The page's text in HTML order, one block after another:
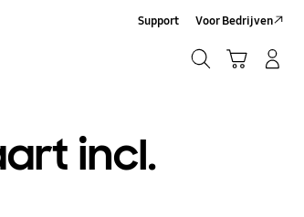
Support Voor Bedrijven
incl.